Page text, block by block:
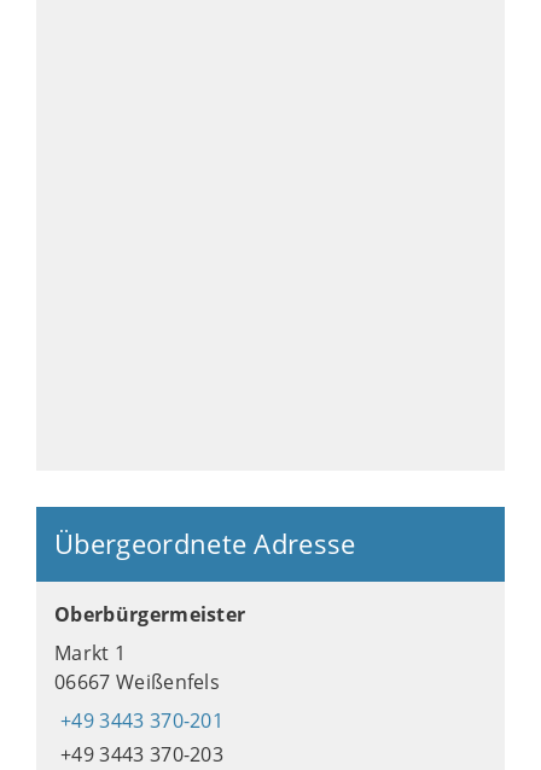
Übergeordnete Adresse
Oberbürgermeister
Markt 1
06667 Weißenfels
+49 3443 370-201
+49 3443 370-203